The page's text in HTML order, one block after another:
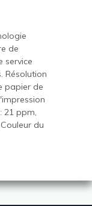
de
service
Résolution
papier de
21 ppm,
du